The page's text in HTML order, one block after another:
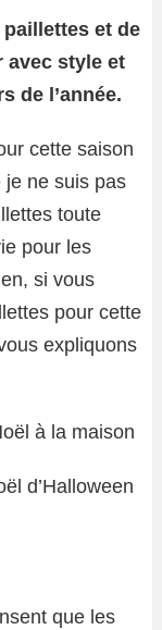
et de
avec style et
de l’année.
cette saison
je ne suis pas
toute
pour les
si vous
pour cette
expliquons
à la maison
d’Halloween
que les